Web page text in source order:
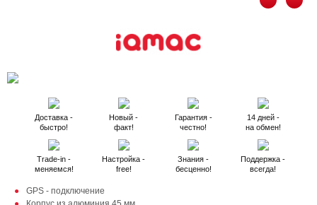
Доставка -
быстро!
Новый -
факт!
Гарантия -
честно!
14 дней -
на обмен!
Trade-in -
меняемся!
Настройка -
free!
Знания -
бесценно!
Поддержка -
всегда!
GPS - подключение